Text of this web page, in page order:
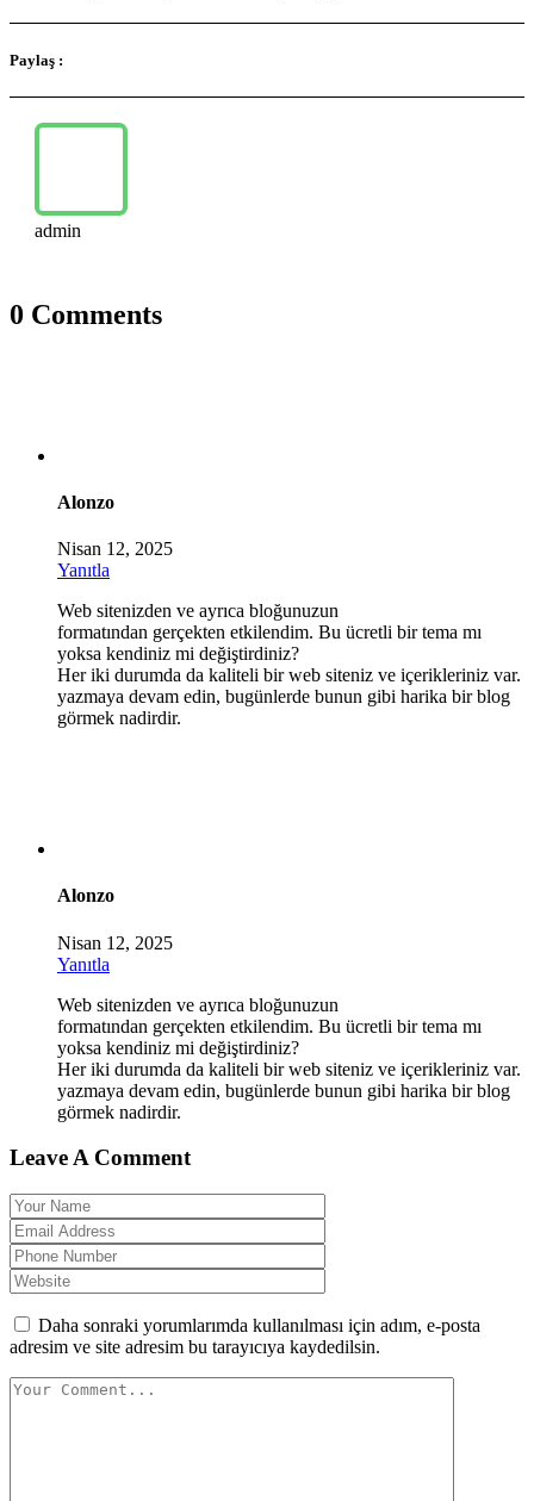
Paylaş :
admin
0 Comments
Alonzo
Nisan 12, 2025
Yanıtla
Web sitenizden ve ayrıca bloğunuzun
formatından gerçekten etkilendim. Bu ücretli bir tema mı
yoksa kendiniz mi değiştirdiniz?
Her iki durumda da kaliteli bir web siteniz ve içerikleriniz var.
yazmaya devam edin, bugünlerde bunun gibi harika bir blog
görmek nadirdir.
Alonzo
Nisan 12, 2025
Yanıtla
Web sitenizden ve ayrıca bloğunuzun
formatından gerçekten etkilendim. Bu ücretli bir tema mı
yoksa kendiniz mi değiştirdiniz?
Her iki durumda da kaliteli bir web siteniz ve içerikleriniz var.
yazmaya devam edin, bugünlerde bunun gibi harika bir blog
görmek nadirdir.
Leave A Comment
Daha sonraki yorumlarımda kullanılması için adım, e-posta
adresim ve site adresim bu tarayıcıya kaydedilsin.